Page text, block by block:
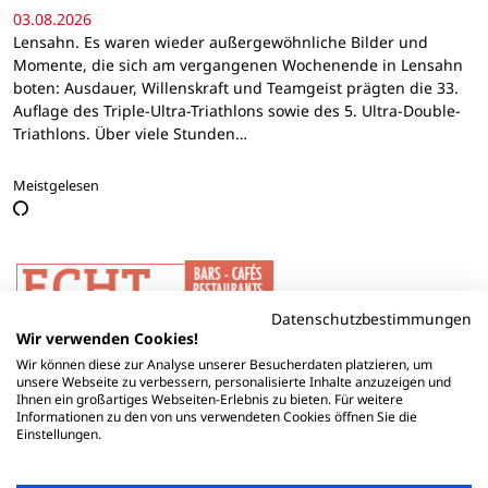
03.08.2026
Lensahn. Es waren wieder außergewöhnliche Bilder und
Momente, die sich am vergangenen Wochenende in Lensahn
boten: Ausdauer, Willenskraft und Teamgeist prägten die 33.
Auflage des Triple-Ultra-Triathlons sowie des 5. Ultra-Double-
Triathlons. Über viele Stunden…
Meistgelesen
Datenschutzbestimmungen
Wir verwenden Cookies!
Wir können diese zur Analyse unserer Besucherdaten platzieren, um
unsere Webseite zu verbessern, personalisierte Inhalte anzuzeigen und
Ihnen ein großartiges Webseiten-Erlebnis zu bieten. Für weitere
Informationen zu den von uns verwendeten Cookies öffnen Sie die
Einstellungen.